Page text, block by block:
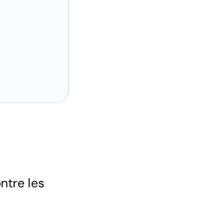
les